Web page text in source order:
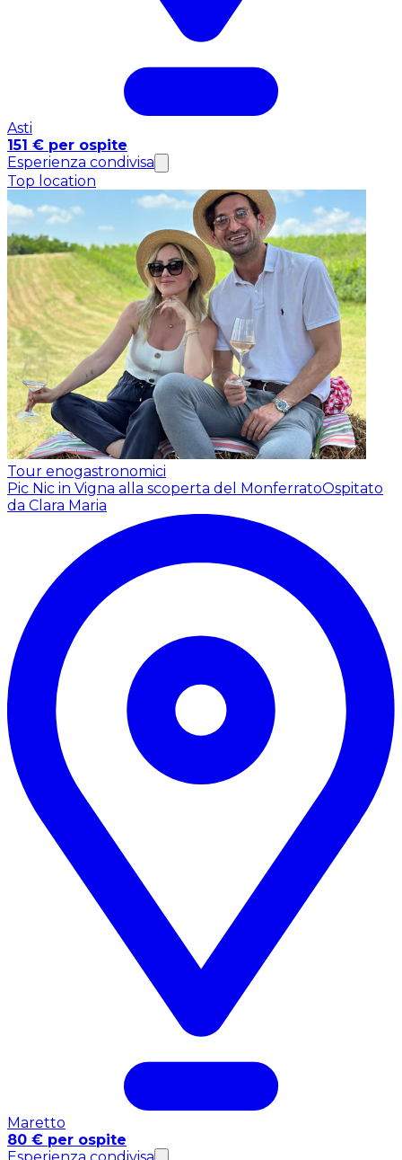
Asti
151 € per ospite
Esperienza condivisa
Top location
Tour enogastronomici
Pic Nic in Vigna alla scoperta del MonferratoOspitato
da Clara Maria
Maretto
80 € per ospite
Esperienza condivisa